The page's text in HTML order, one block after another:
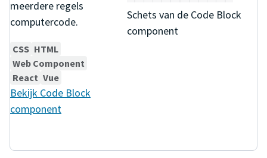
Schets van de Code Block
component
meerdere regels
computercode.
CSS HTML
Web Component
React Vue
Bekijk Code Block
component